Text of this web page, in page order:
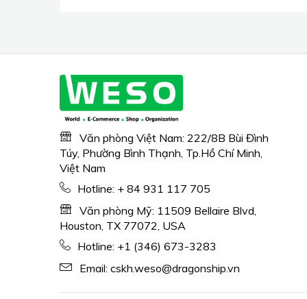
Văn phòng Việt Nam: 222/8B Bùi Đình
Túy, Phường Bình Thạnh, Tp.Hồ Chí Minh,
Việt Nam
Hotline: + 84 931 117 705
Văn phòng Mỹ: 11509 Bellaire Blvd,
Houston, TX 77072, USA
Hotline: +1 (346) 673-3283
Email: cskh.weso@dragonship.vn